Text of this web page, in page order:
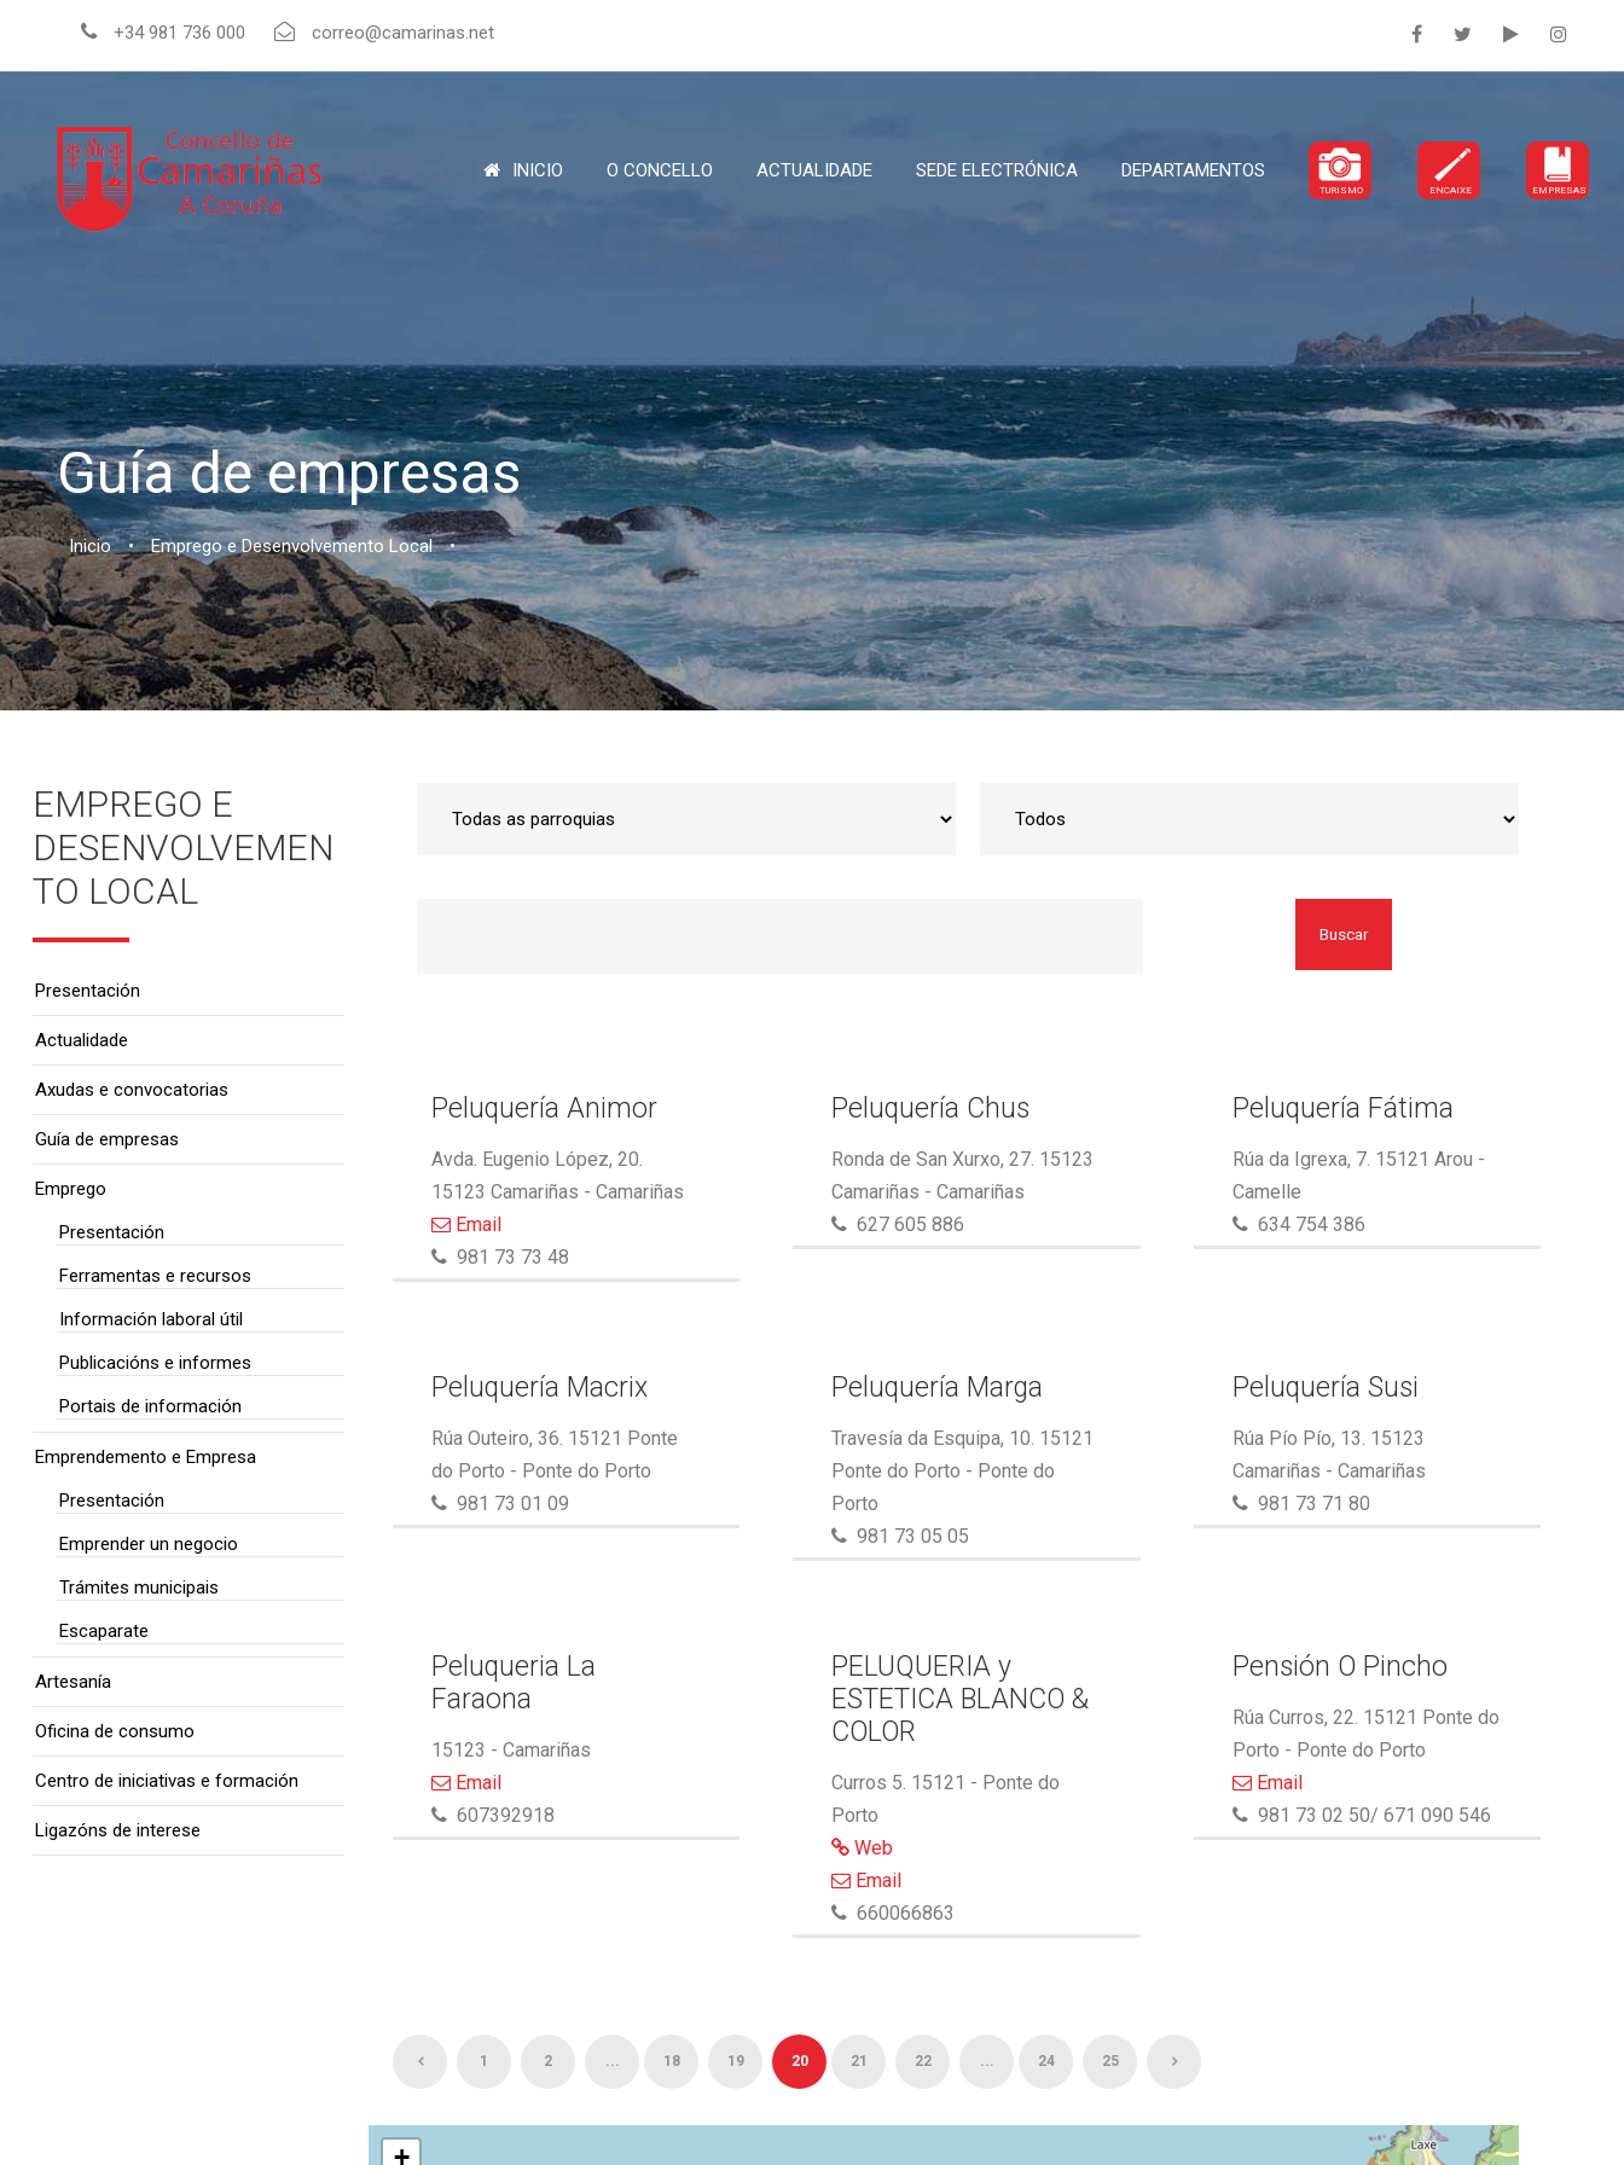
+34 981 736 000 correo@camarinas.net
INICIO O CONCELLO ACTUALIDADE SEDE ELECTRÓNICA DEPARTAMENTOS
TURISMO ENCAIXE EMPRESAS
Guía de empresas
Inicio • Emprego e Desenvolvemento Local •
Buscar
Peluquería Animor
Avda. Eugenio López, 20.
15123 Camariñas - Camariñas
Email
981 73 73 48
Peluquería Chus
Ronda de San Xurxo, 27. 15123
Camariñas - Camariñas
627 605 886
Peluquería Fátima
Rúa da Igrexa, 7. 15121 Arou -
Camelle
634 754 386
Peluquería Macrix
Rúa Outeiro, 36. 15121 Ponte
do Porto - Ponte do Porto
981 73 01 09
Peluquería Marga
Travesía da Esquipa, 10. 15121
Ponte do Porto - Ponte do
Porto
981 73 05 05
Peluquería Susi
Rúa Pío Pío, 13. 15123
Camariñas - Camariñas
981 73 71 80
Peluqueria La
Faraona
15123 - Camariñas
Email
607392918
PELUQUERIA y
ESTETICA BLANCO &
COLOR
Curros 5. 15121 - Ponte do
Porto
Web
Email
660066863
Pensión O Pincho
Rúa Curros, 22. 15121 Ponte do
Porto - Ponte do Porto
Email
981 73 02 50/ 671 090 546
1 2 ... 18 19 20 21 22 ... 24 25
+
EMPREGO E
DESENVOLVEMEN
TO LOCAL
Presentación
Actualidade
Axudas e convocatorias
Guía de empresas
Emprego
Presentación
Ferramentas e recursos
Información laboral útil
Publicacións e informes
Portais de información
Emprendemento e Empresa
Presentación
Emprender un negocio
Trámites municipais
Escaparate
Artesanía
Oficina de consumo
Centro de iniciativas e formación
Ligazóns de interese